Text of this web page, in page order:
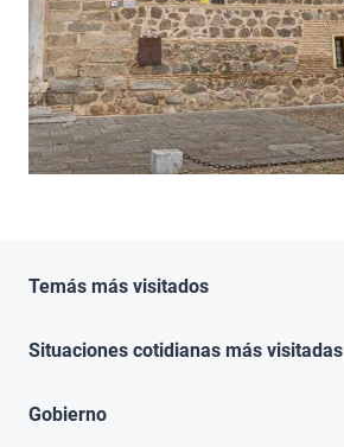
Temás más visitados
Situaciones cotidianas más visitadas
Gobierno